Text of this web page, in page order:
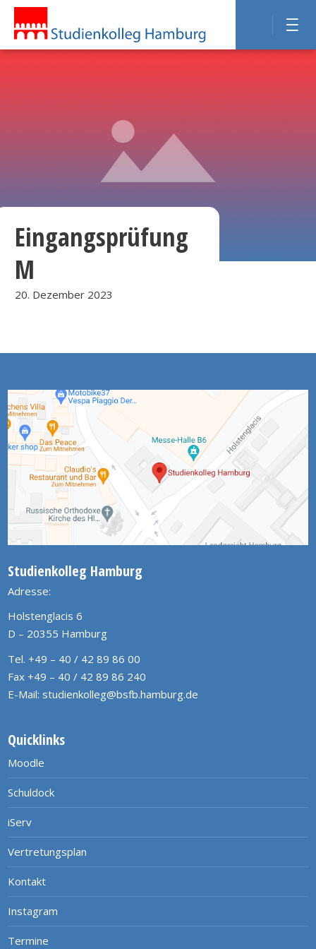
Eingangsprüfung
M
20. Dezember 2023
Studienkolleg Hamburg
Adresse:
Holstenglacis 6
D – 20355 Hamburg
Tel. +49 – 40 / 42 89 86 00
Fax +49 – 40 / 42 89 86 240
E-Mail: studienkolleg@bsfb.hamburg.de
Quicklinks
Moodle
Schuldock
iServ
Vertretungsplan
Kontakt
Instagram
Termine